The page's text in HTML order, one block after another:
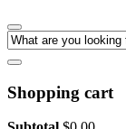
Shopping cart